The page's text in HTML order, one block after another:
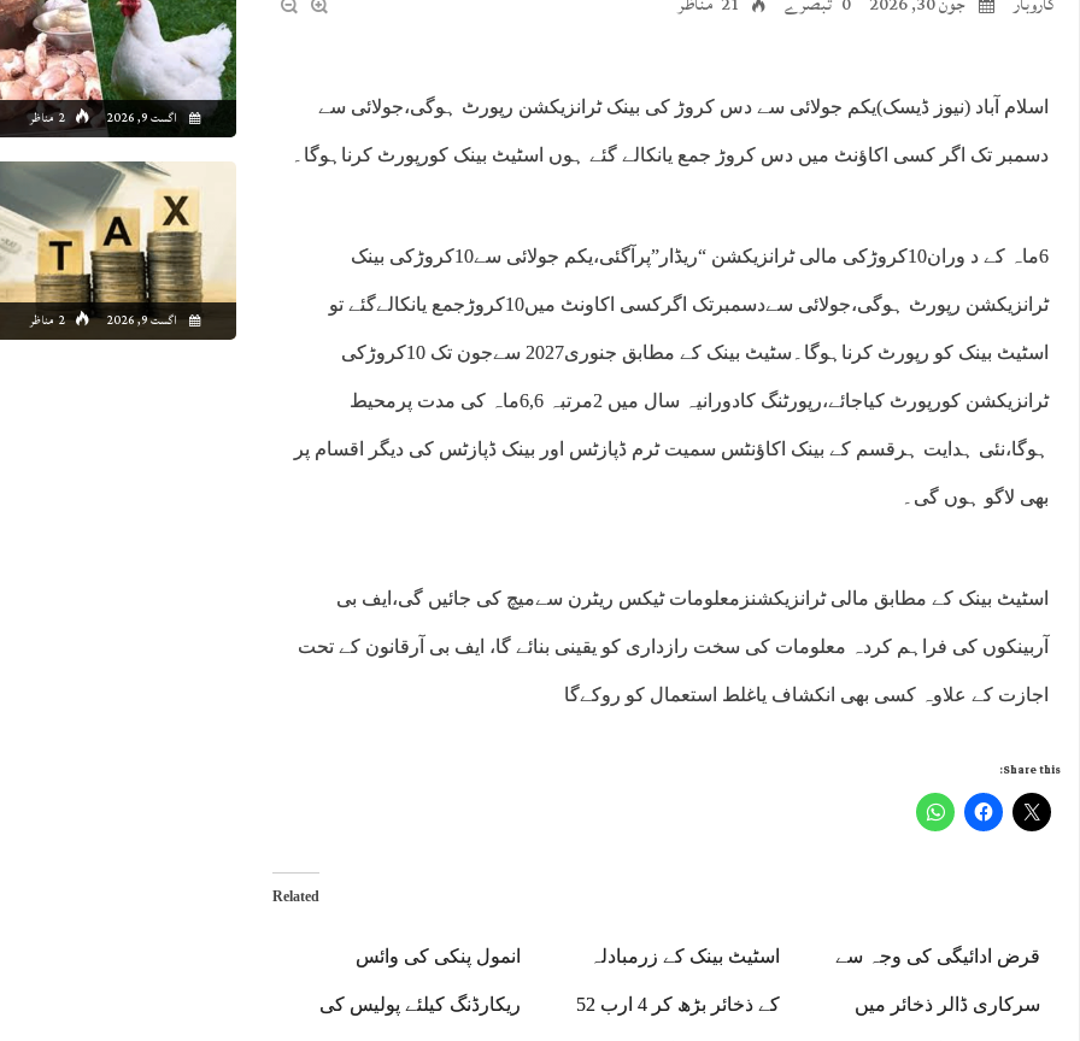
اگست 9, 2026 2 مناظر
اگست 9, 2026 2 مناظر
اسلام آباد (نیوز ڈیسک)یکم جولائی سے دس کروڑ کی بینک ٹرانزیکشن رپورٹ ہوگی،جولائی سے
دسمبر تک اگر کسی اکاﺅنٹ میں دس کروڑ جمع یانکالے گئے ہوں اسٹیٹ بینک کورپورٹ کرناہوگا۔
6ماہ کے د وران10کروڑکی مالی ٹرانزیکشن “ریڈار”پرآگئی،یکم جولائی سے10کروڑکی بینک
ٹرانزیکشن رپورٹ ہوگی،جولائی سےدسمبرتک اگرکسی اکاونٹ میں10کروڑجمع یانکالےگئے تو
اسٹیٹ بینک کو رپورٹ کرناہوگا۔سٹیٹ بینک کے مطابق جنوری2027 سےجون تک 10کروڑکی
ٹرانزیکشن کورپورٹ کیاجائے،رپورٹنگ کادورانیہ سال میں 2مرتبہ 6,6ماہ کی مدت پرمحیط
ہوگا،نئی ہدایت ہرقسم کے بینک اکاﺅنٹس سمیت ٹرم ڈپازٹس اور بینک ڈپازٹس کی دیگر اقسام پر
بھی لاگو ہوں گی۔
اسٹیٹ بینک کے مطابق مالی ٹرانزیکشنزمعلومات ٹیکس ریٹرن سےمیچ کی جائیں گی،ایف بی
آربینکوں کی فراہم کردہ معلومات کی سخت رازداری کو یقینی بنائے گا، ایف بی آرقانون کے تحت
اجازت کے علاوہ کسی بھی انکشاف یاغلط استعمال کو روکےگا
Share this:
Related
انمول پنکی کی وائس
ریکارڈنگ کیلئے پولیس کی
اسٹیٹ بینک کے زرمبادلہ
کے ذخائر بڑھ کر 4 ارب 52
قرض ادائیگی کی وجہ سے
سرکاری ڈالر ذخائر میں